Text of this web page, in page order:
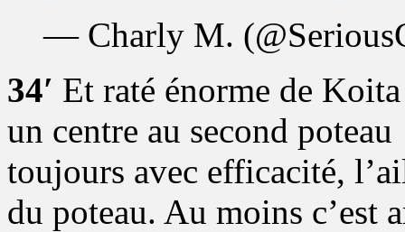
— Charly M.
34′ Et raté énorme de
un centre au second
toujours avec efficacité,
du poteau. Au moins c’est